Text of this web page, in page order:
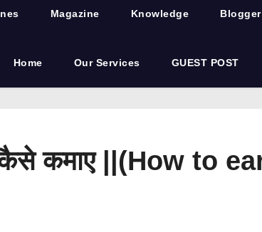
Magazine Knowledge Blogger
Home Our Services GUEST POST
कैसे कमाए ||(How to